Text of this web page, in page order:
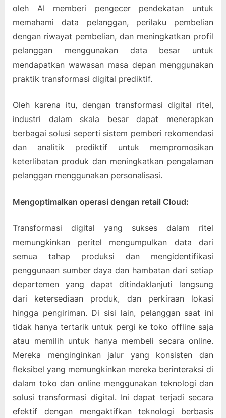
oleh AI memberi pengecer pendekatan untuk
memahami data pelanggan, perilaku pembelian
dengan riwayat pembelian, dan meningkatkan profil
pelanggan menggunakan data besar untuk
mendapatkan wawasan masa depan menggunakan
praktik transformasi digital prediktif.
Oleh karena itu, dengan transformasi digital ritel,
industri dalam skala besar dapat menerapkan
berbagai solusi seperti sistem pemberi rekomendasi
dan analitik prediktif untuk mempromosikan
keterlibatan produk dan meningkatkan pengalaman
pelanggan menggunakan personalisasi.
Mengoptimalkan operasi dengan retail Cloud:
Transformasi digital yang sukses dalam ritel
memungkinkan peritel mengumpulkan data dari
semua tahap produksi dan mengidentifikasi
penggunaan sumber daya dan hambatan dari setiap
departemen yang dapat ditindaklanjuti langsung
dari ketersediaan produk, dan perkiraan lokasi
hingga pengiriman. Di sisi lain, pelanggan saat ini
tidak hanya tertarik untuk pergi ke toko offline saja
atau memilih untuk hanya membeli secara online.
Mereka menginginkan jalur yang konsisten dan
fleksibel yang memungkinkan mereka berinteraksi di
dalam toko dan online menggunakan teknologi dan
solusi transformasi digital. Ini dapat terjadi secara
efektif dengan mengaktifkan teknologi berbasis